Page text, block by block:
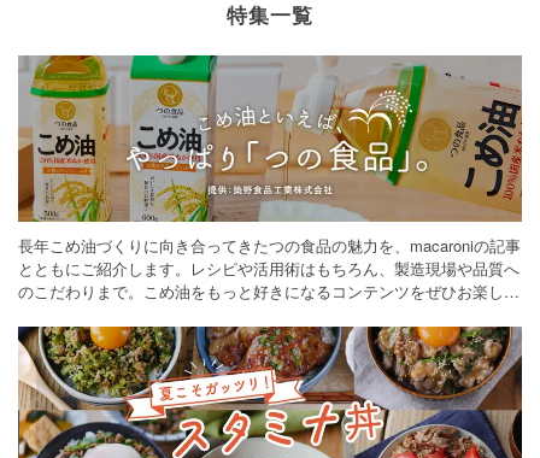
特集一覧
長年こめ油づくりに向き合ってきたつの食品の魅力を、macaroniの記事
とともにご紹介します。レシピや活用術はもちろん、製造現場や品質へ
のこだわりまで。こめ油をもっと好きになるコンテンツをぜひお楽しみ